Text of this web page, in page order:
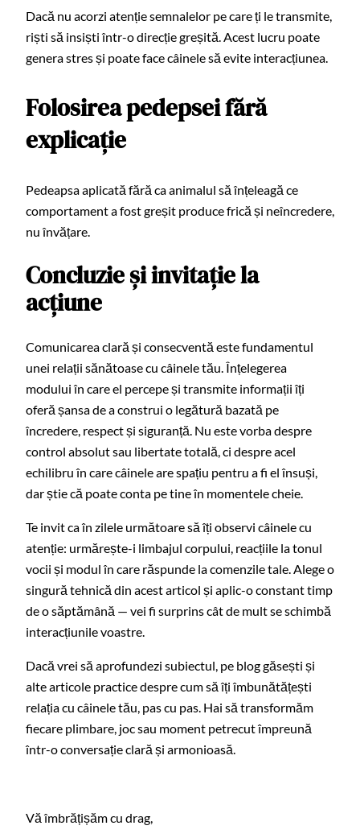
Dacă nu acorzi atenție semnalelor pe care ți le transmite,
riști să insiști într-o direcție greșită. Acest lucru poate
genera stres și poate face câinele să evite interacțiunea.
Folosirea pedepsei fără
explicație
Pedeapsa aplicată fără ca animalul să înțeleagă ce
comportament a fost greșit produce frică și neîncredere,
nu învățare.
Concluzie și invitație la
acțiune
Comunicarea clară și consecventă este fundamentul
unei relații sănătoase cu câinele tău. Înțelegerea
modului în care el percepe și transmite informații îți
oferă șansa de a construi o legătură bazată pe
încredere, respect și siguranță. Nu este vorba despre
control absolut sau libertate totală, ci despre acel
echilibru în care câinele are spațiu pentru a fi el însuși,
dar știe că poate conta pe tine în momentele cheie.
Te invit ca în zilele următoare să îți observi câinele cu
atenție: urmărește-i limbajul corpului, reacțiile la tonul
vocii și modul în care răspunde la comenzile tale. Alege o
singură tehnică din acest articol și aplic-o constant timp
de o săptămână — vei fi surprins cât de mult se schimbă
interacțiunile voastre.
Dacă vrei să aprofundezi subiectul, pe blog găsești și
alte articole practice despre cum să îți îmbunătățești
relația cu câinele tău, pas cu pas. Hai să transformăm
fiecare plimbare, joc sau moment petrecut împreună
într-o conversație clară și armonioasă.
Vă îmbrățișăm cu drag,